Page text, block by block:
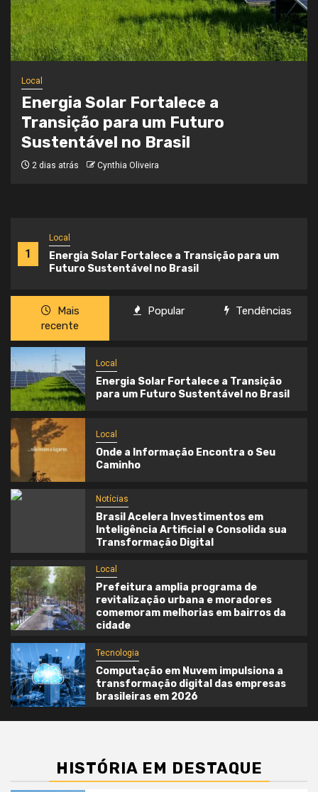
1
Local
Energia Solar Fortalece a Transição para um
Futuro Sustentável no Brasil
Local
Onde a Informação Encontra o Seu
Caminho
3 semanas atrás Cynthia Oliveira
Mais
recente
Popular Tendências
Local
Energia Solar Fortalece a Transição
para um Futuro Sustentável no Brasil
Local
Onde a Informação Encontra o Seu
Caminho
Notícias
Brasil Acelera Investimentos em
Inteligência Artificial e Consolida sua
Transformação Digital
Local
Prefeitura amplia programa de
revitalização urbana e moradores
comemoram melhorias em bairros da
cidade
Tecnologia
Computação em Nuvem impulsiona a
transformação digital das empresas
brasileiras em 2026
HISTÓRIA EM DESTAQUE